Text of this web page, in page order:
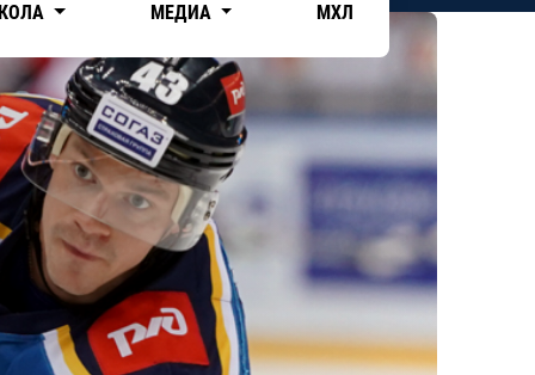
МЕДИА МХЛ